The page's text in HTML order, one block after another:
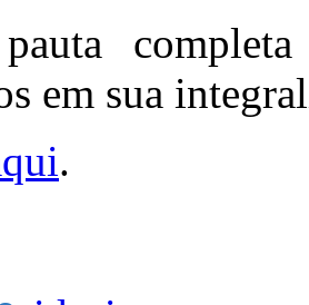
em sua
.